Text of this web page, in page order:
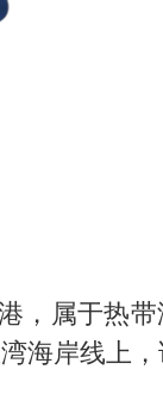
，属于热带
海岸线上